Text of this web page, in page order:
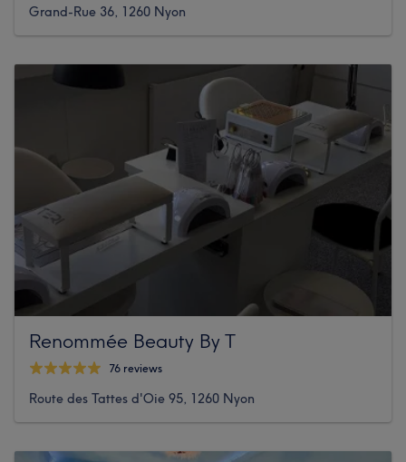
Grand-Rue 36, 1260 Nyon
Renommée Beauty By T
76 reviews
Route des Tattes d'Oie 95, 1260 Nyon